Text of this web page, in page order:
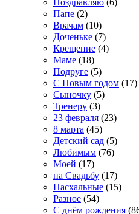
Папе (2)
Врачам (10)
Доченьке (7)
Крещение (4)
Маме (18)
Подруге (5)
С Новым годом (17)
Сыночку (5)
Тренеру (3)
23 февраля (23)
8 марта (45)
Детский сад (5)
Любимым (76)
Моей (17)
на Свадьбу (17)
Пасхальные (15)
Разное (54)
С днём рождения